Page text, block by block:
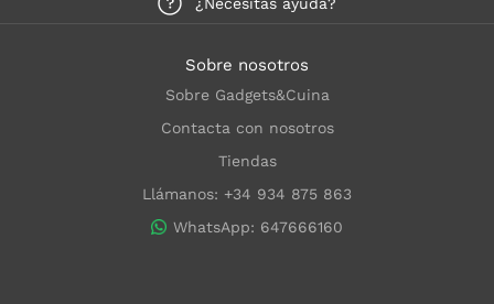
¿Necesitas ayuda?
Sobre nosotros
Sobre Gadgets&Cuina
Contacta con nosotros
Tiendas
Llámanos: +34 934 875 863
WhatsApp: 647666160